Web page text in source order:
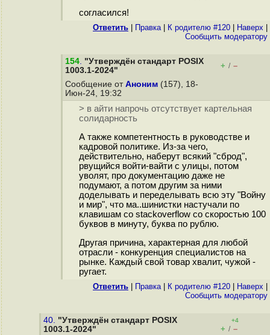
согласился!
Ответить Правка| К родителю #120 Наверх
Cообщить модератору
154. "Утверждён стандарт POSIX
1003.1-2024"
+ / –
Сообщение от Аноним (157), 18-
Июн-24, 19:32
> в айти напрочь отсутствует картельная
солидарность
А также компетентность в руководстве и
кадровой политике. Из-за чего,
действительно, наберут всякий "сброд",
рвущийся войти-вайти с улицы, потом
уволят, про документацию даже не
подумают, а потом другим за ними
доделывать и переделывать всю эту "Войну
и мир", что ма..шинистки настучали по
клавишам со stackoverflow со скоростью 100
буквов в минуту, буква по рублю.
Другая причина, характерная для любой
отрасли - конкуренция специалистов на
рынке. Каждый свой товар хвалит, чужой -
ругает.
Ответить Правка| К родителю #120 Наверх
Cообщить модератору
40. "Утверждён стандарт POSIX
1003.1-2024"
+4
+ / –